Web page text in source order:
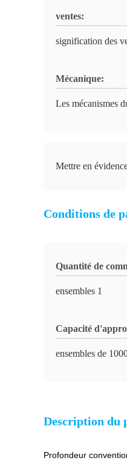
ventes:
signification des
Mécanique:
Les mécanismes
Mettre en
Conditions de
Quantité de
ensembles 1
Capacité
ensembles de
Description du
Profondeur